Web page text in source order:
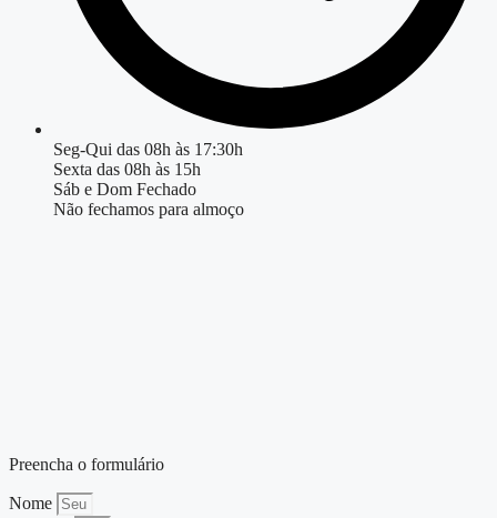
Seg-Qui das 08h às 17:30h
Sexta das 08h às 15h
Sáb e Dom Fechado
Não fechamos para almoço
Preencha o formulário
Nome